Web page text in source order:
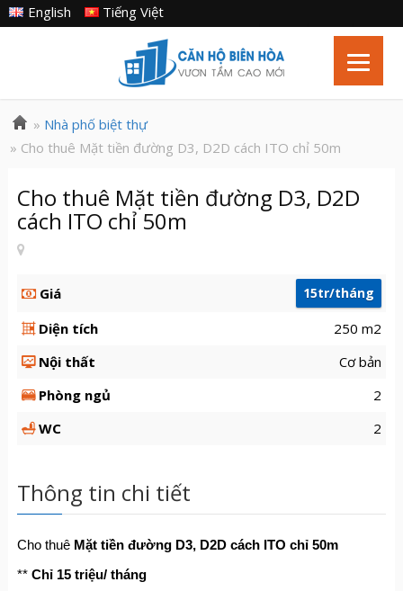
Tiếng Việt
English
» Nhà phố biệt thự
» Cho thuê Mặt tiền đường D3, D2D cách ITO chỉ 50m
Cho thuê Mặt tiền đường D3, D2D
cách ITO chỉ 50m
Giá 15tr/tháng
Diện tích
250 m2
Nội thất
Cơ bản
Phòng ngủ
2
WC
2
Thông tin chi tiết
Cho thuê Mặt tiền đường D3, D2D cách ITO chỉ 50m
** Chỉ 15 triệu/ tháng